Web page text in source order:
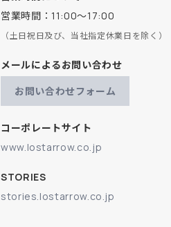
営業時間：11:00～17:00
（土日祝日及び、当社指定休業日を除く）
メールによるお問い合わせ
お問い合わせフォーム
コーポレートサイト
www.lostarrow.co.jp
STORIES
stories.lostarrow.co.jp